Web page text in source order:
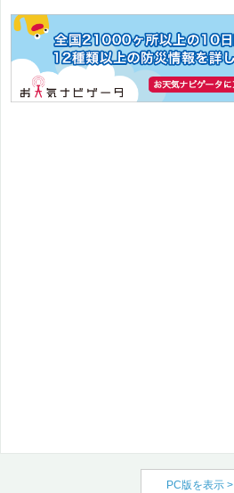
PC版を表示 >